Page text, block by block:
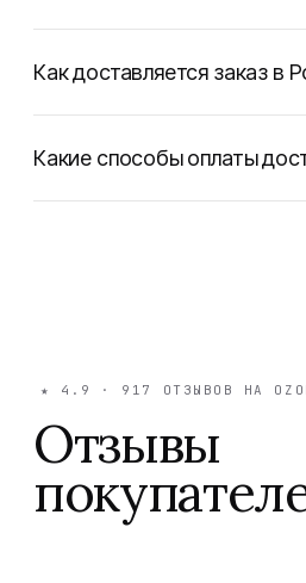
Как доставляется заказ в
Какие способы оплаты
★ 4.9 · 917 ОТЗЫВОВ НА
Отзывы